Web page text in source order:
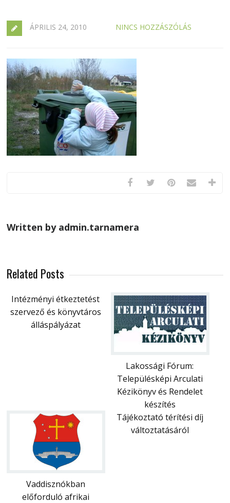
ÁPRILIS 24, 2010 NINCS HOZZÁSZÓLÁS
Written by admin.tarnamera
Related Posts
Intézményi étkeztetést
szervező és könyvtáros
álláspályázat
Lakossági Fórum:
Településképi Arculati
Kézikönyv és Rendelet
készítés
Vaddisznókban
előforduló afrikai
Tájékoztató térítési díj
változtatásáról